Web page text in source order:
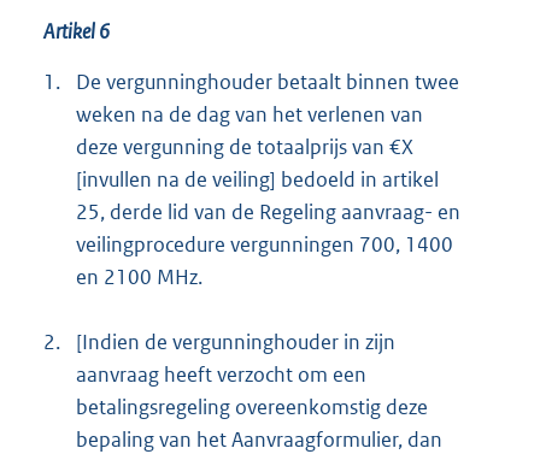
Artikel 6
1.
De vergunninghouder betaalt binnen twee
weken na de dag van het verlenen van
deze vergunning de totaalprijs van €X
[invullen na de veiling] bedoeld in artikel
25, derde lid van de Regeling aanvraag- en
veilingprocedure vergunningen 700, 1400
en 2100 MHz.
2.
[Indien de vergunninghouder in zijn
aanvraag heeft verzocht om een
betalingsregeling overeenkomstig deze
bepaling van het Aanvraagformulier, dan